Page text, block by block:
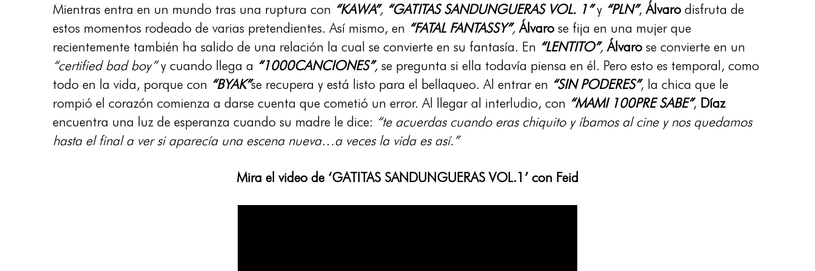
Mientras entra en un mundo tras una ruptura con “KAWA”, “GATITAS SANDUNGUERAS VOL. 1” y “PLN”,Álvaro disfruta de
estos momentos rodeado de varias pretendientes. Así mismo, en “FATAL FANTASSY”, Álvaro se fija en una mujer que
recientemente también ha salido de una relación la cual se convierte en su fantasía. En “LENTITO”, Álvaro se convierte en un
“certified bad boy”y cuando llega a “1000CANCIONES”,se pregunta si ella todavía piensa en él. Pero esto es temporal, como
todo en la vida, porque con “BYAK”se recupera y está listo para el bellaqueo. Al entrar en “SIN PODERES”, la chica que le
rompió el corazón comienza a darse cuenta que cometió un error. Al llegar al interludio, con “MAMI 100PRE SABE”, Díaz
encuentra una luz de esperanza cuando su madre le dice: “te acuerdas cuando eras chiquito y íbamos al cine y nos quedamos
hasta el final a ver si aparecía una escena nueva…a veces la vida es así.”
Mira el video de ‘GATITAS SANDUNGUERAS VOL.1’ con Feid